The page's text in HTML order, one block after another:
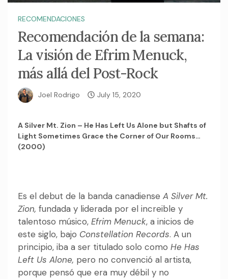
RECOMENDACIONES
Recomendación de la semana:
La visión de Efrim Menuck,
más allá del Post-Rock
Joel Rodrigo July 15, 2020
A Silver Mt. Zion – He Has Left Us Alone but Shafts of
Light Sometimes Grace the Corner of Our Rooms…
(2000)
Es el debut de la banda canadiense A Silver Mt.
Zion, fundada y liderada por el increible y
talentoso músico, Efrim Menuck, a inicios de
este siglo, bajo Constellation Records. A un
principio, iba a ser titulado solo como He Has
Left Us Alone, pero no convenció al artista,
porque pensó que era muy débil y no